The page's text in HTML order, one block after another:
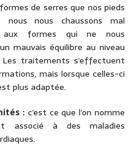
de serres que nos pieds
nous nous chaussons mal
aux formes qui ne nous
mauvais équilibre au niveau
traitements s’effectuent
mais lorsque celles-ci
plus adaptée.
: c’est ce que l’on nomme
associé à des maladies